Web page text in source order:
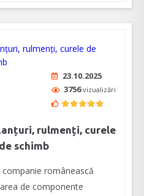
23.10.2025
3756vizualizări
rulmenți, curele
schimb
companie românească
de componente